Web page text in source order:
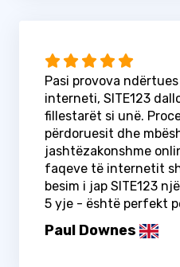
Pasi provova
interneti, SITE123
fillestarët si unë.
përdoruesit dhe
jashtëzakonshme
faqeve të internetit
besim i jap SITE123
5 yje - është perfekt
Paul Downes